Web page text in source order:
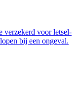
verzekerd voor letsel-
bij een ongeval.